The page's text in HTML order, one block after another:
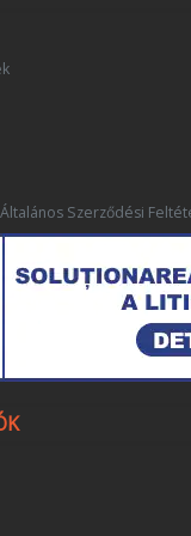
Szerződési